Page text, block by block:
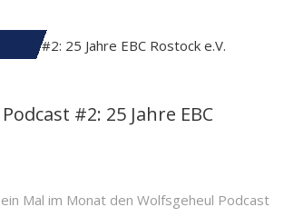
#2: 25 Jahre EBC
Mal im Monat den Wolfsgeheul Podcast